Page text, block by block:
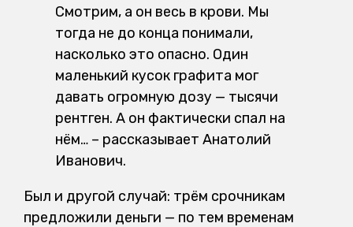
Смотрим, а он весь в крови. Мы
тогда не до конца понимали,
насколько это опасно. Один
маленький кусок графита мог
давать огромную дозу — тысячи
рентген. А он фактически спал на
нём… – рассказывает Анатолий
Иванович.
Был и другой случай: трём срочникам
предложили деньги — по тем временам